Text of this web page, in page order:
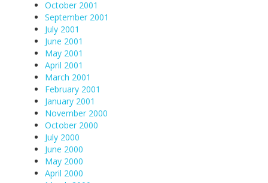
October 2001
September 2001
July 2001
June 2001
May 2001
April 2001
March 2001
February 2001
January 2001
November 2000
October 2000
July 2000
June 2000
May 2000
April 2000